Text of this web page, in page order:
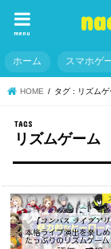
menu
ホーム スマホゲ
HOME タグ : リズムゲ
リズムゲーム